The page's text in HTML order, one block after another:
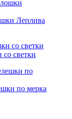
Леплива
светки
по мерка